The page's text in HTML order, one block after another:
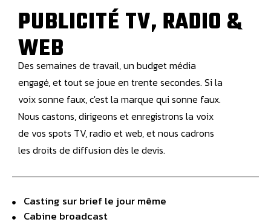
PUBLICITÉ TV, RADIO &
WEB
Des semaines de travail, un budget média
engagé, et tout se joue en trente secondes. Si la
voix sonne faux, c'est la marque qui sonne faux.
Nous castons, dirigeons et enregistrons la voix
de vos spots TV, radio et web, et nous cadrons
les droits de diffusion dès le devis.
Casting sur brief le jour même
Cabine broadcast